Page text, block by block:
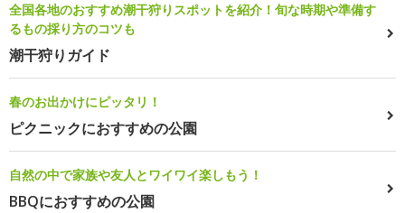
全国各地のおすすめ潮干狩りスポットを紹介！旬な時期や準備す
るもの採り方のコツも
潮干狩りガイド
春のお出かけにピッタリ！
ピクニックにおすすめの公園
自然の中で家族や友人とワイワイ楽しもう！
BBQにおすすめの公園